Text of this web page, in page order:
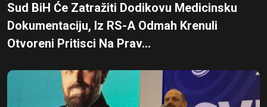
Sud BiH Će Zatražiti Dodikovu Medicinsku
Dokumentaciju, Iz RS-A Odmah Krenuli
Otvoreni Pritisci Na Prav...